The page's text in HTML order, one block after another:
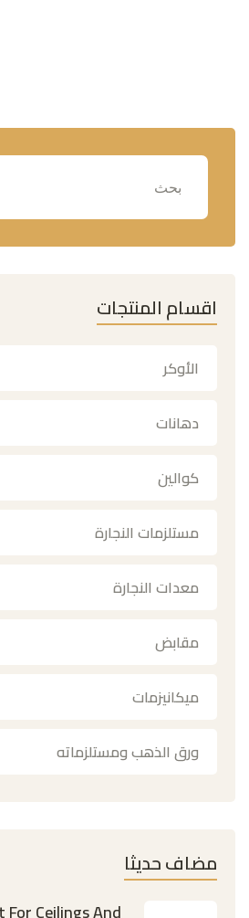
اقسام المنتجات
الأوكر
دهانات
كوالين
مستلزمات النجارة
معدات النجارة
مقابض
ميكانيزمات
ورق الذهب ومستلزماته
مضاف حديثا